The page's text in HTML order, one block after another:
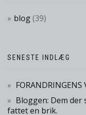
blog(39)
SENESTE INDLÆG
FORANDRINGENS
Bloggen: Dem
fattet en brik.